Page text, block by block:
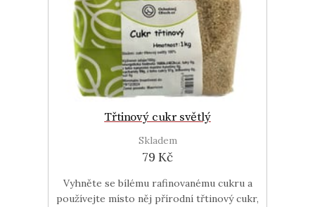
Třtinový cukr světlý
Skladem
79 Kč
Vyhněte se bílému rafinovanému cukru a
používejte místo něj přírodní třtinový cukr,